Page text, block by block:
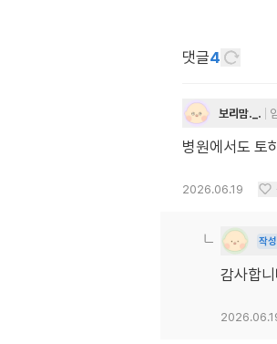
댓글4
보리맘._.
병원에서도 토
2026.06.19
작
감사합